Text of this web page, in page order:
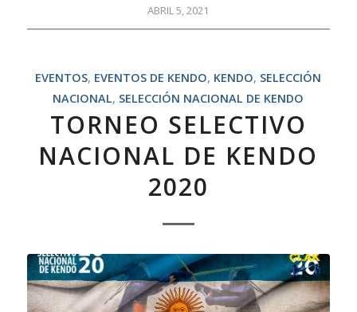
ABRIL 5, 2021
EVENTOS, EVENTOS DE KENDO, KENDO, SELECCIÓN
NACIONAL, SELECCIÓN NACIONAL DE KENDO
TORNEO SELECTIVO
NACIONAL DE KENDO
2020